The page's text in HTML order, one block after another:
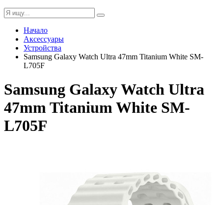
Начало
Аксессуары
Устройства
Samsung Galaxy Watch Ultra 47mm Titanium White SM-
L705F
Samsung Galaxy Watch Ultra
47mm Titanium White SM-
L705F